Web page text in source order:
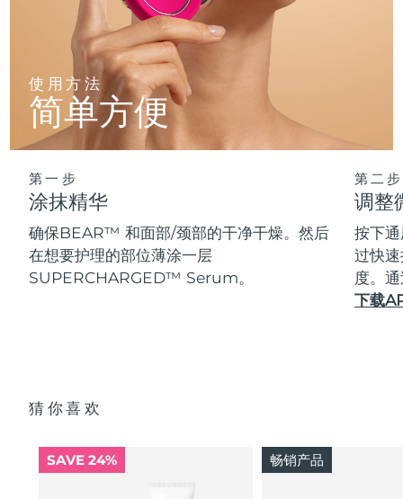
使用方法
简单方便
第一步
涂抹精华
确保BEAR™ 和面部/颈部的干净干燥。然后
在想要护理的部位薄涂一层
SUPERCHARGED™ Serum。
第二步
调整
按下
过快
度。
下载
猜你喜欢
SAVE 24% 畅销产品